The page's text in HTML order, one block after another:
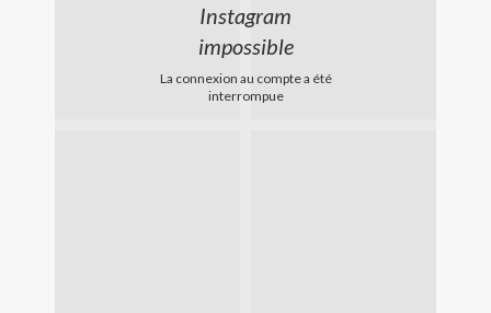
Instagram
impossible
La connexion au compte a été
interrompue